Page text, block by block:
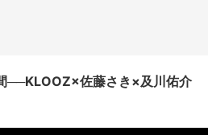
──KLOOZ×佐藤さき×及川佑介